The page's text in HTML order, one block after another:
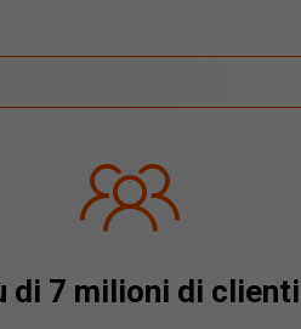
di 7 milioni di clienti